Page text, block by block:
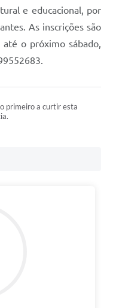
e educacional, por
As inscrições são
o próximo sábado,
primeiro a curtir esta